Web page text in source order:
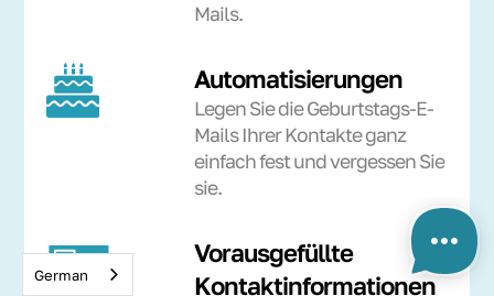
Mails.
Automatisierungen
Legen Sie die Geburtstags-E-
Mails Ihrer Kontakte ganz
einfach fest und vergessen Sie
sie.
Vorausgefüllte
Kontaktinformationen
German